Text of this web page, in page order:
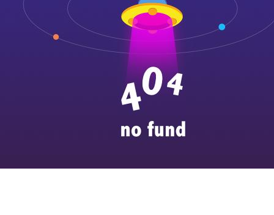
不锈钢 奥氏体不锈钢 马氏体不锈钢
高效履约获认可，冷轧不锈钢加工订单圆满交付